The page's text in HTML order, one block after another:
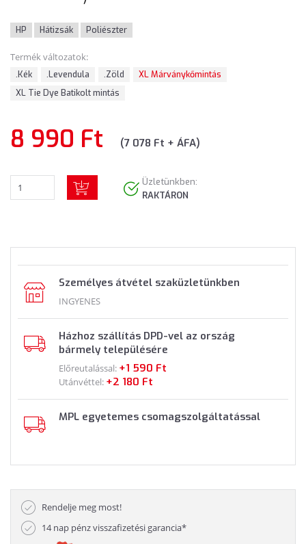
HP Hátizsák Poliészter
Termék változatok:
.Kék .Levendula .Zöld
XL Márványkőmintás
XL Tie Dye Batikolt mintás
8 990 Ft (7 078 Ft + ÁFA)
Üzletünkben:
RAKTÁRON
Személyes átvétel szaküzletünkben
INGYENES
Házhoz szállítás DPD-vel az ország
bármely településére
Előreutalással: +1 590 Ft
Utánvéttel: +2 180 Ft
MPL egyetemes csomagszolgáltatással
Rendelje meg most!
14 nap pénz visszafizetési garancia*